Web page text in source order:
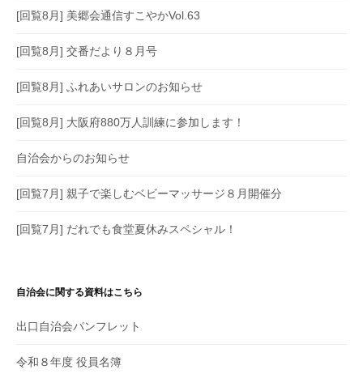
[回覧8月] 美郷会通信すこやかVol.63
[回覧8月] 交番だより８月号
[回覧8月] ふれあいサロンのお知らせ
[回覧8月] 大阪府880万人訓練に参加します！
自治会からのお知らせ
[回覧7月] 親子で楽しむベビーマッサージ８月開催分
[回覧7月] だれでも食堂夏休みスペシャル！
自治会に関する資料はこちら
出口自治会パンフレット
令和８年度 役員名簿